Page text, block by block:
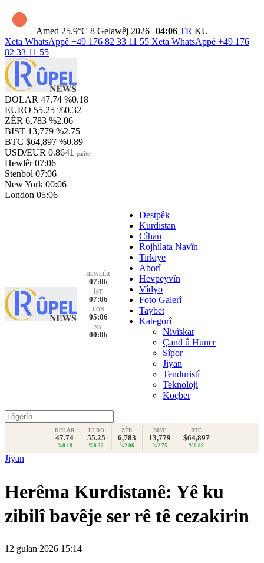
Amed 25.9°C 8 Gelawêj 2026 04:06 TR KU
Xeta WhatsAppê +49 176 82 33 11 55 Xeta WhatsAppê +49 176
82 33 11 55
DOLAR 47.74 %0.18
EURO 55.25 %0.32
ZÊR 6,783 %2.06
BIST 13,779 %2.75
BTC $64,897 %0.89
USD/EUR 0.8641 parîte
Hewlêr 07:06
Stenbol 07:06
New York 00:06
London 05:06
HEWLÊR
07:06
İST
07:06
LON
05:06
NY
00:06
Destpêk
Kurdistan
Cîhan
Rojhilata Navîn
Tirkiye
Aborî
Hevpeyvîn
Vîdyo
Foto Galerî
Taybet
Kategorî
Nivîskar
Çand û Huner
Sîpor
Jiyan
Tenduristî
Teknoloji
Koçber
DOLAR
47.74
%0.18
EURO
55.25
%0.32
ZÊR
6,783
%2.06
BIST
13,779
%2.75
BTC
$64,897
%0.89
Jiyan
Herêma Kurdistanê: Yê ku
zibilî bavêje ser rê tê cezakirin
12 gulan 2026 15:14